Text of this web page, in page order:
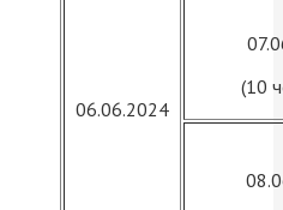
06.06.2024
(10